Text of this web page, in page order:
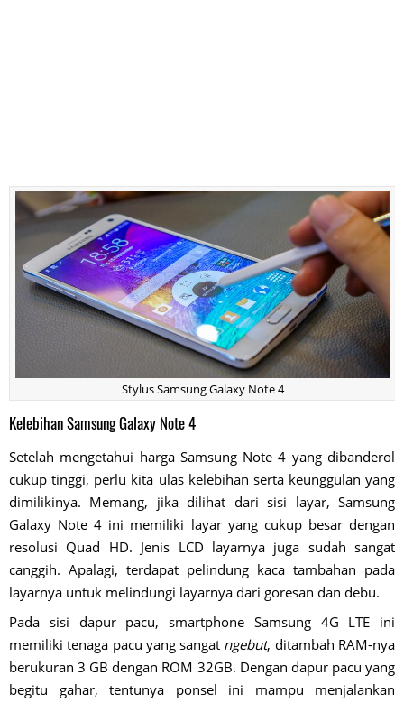
Stylus Samsung Galaxy Note 4
Kelebihan Samsung Galaxy Note 4
Setelah mengetahui harga Samsung Note 4 yang dibanderol
cukup tinggi, perlu kita ulas kelebihan serta keunggulan yang
dimilikinya. Memang, jika dilihat dari sisi layar, Samsung
Galaxy Note 4 ini memiliki layar yang cukup besar dengan
resolusi Quad HD. Jenis LCD layarnya juga sudah sangat
canggih. Apalagi, terdapat pelindung kaca tambahan pada
layarnya untuk melindungi layarnya dari goresan dan debu.
Pada sisi dapur pacu, smartphone Samsung 4G LTE ini
memiliki tenaga pacu yang sangat ngebut, ditambah RAM-nya
berukuran 3 GB dengan ROM 32GB. Dengan dapur pacu yang
begitu gahar, tentunya ponsel ini mampu menjalankan